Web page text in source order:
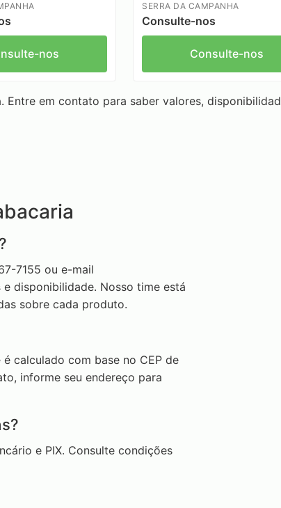
nos
SERRA DA CAMPANHA
Consulte-nos
Consulte-nos
em contato para saber valores,
7155 ou e-mail
disponibilidade. Nosso time está
sobre cada produto.
calculado com base no CEP de
informe seu endereço para
e PIX. Consulte condições